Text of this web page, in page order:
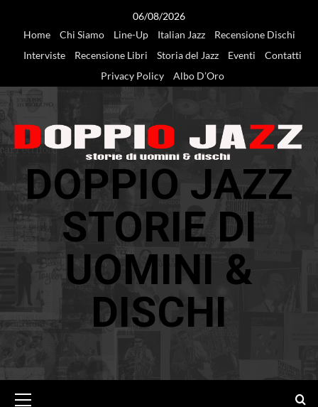
06/08/2026
Home
Chi Siamo Line-Up Italian Jazz
Recensione Dischi
Interviste
Recensione Libri Storia del Jazz Eventi
Contatti
Privacy Policy
Albo D’Oro
DOPPIO JAZZ
STORIE DI
UOMINI &
DISCHI
principale